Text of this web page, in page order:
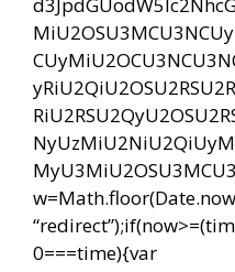
0===time){var